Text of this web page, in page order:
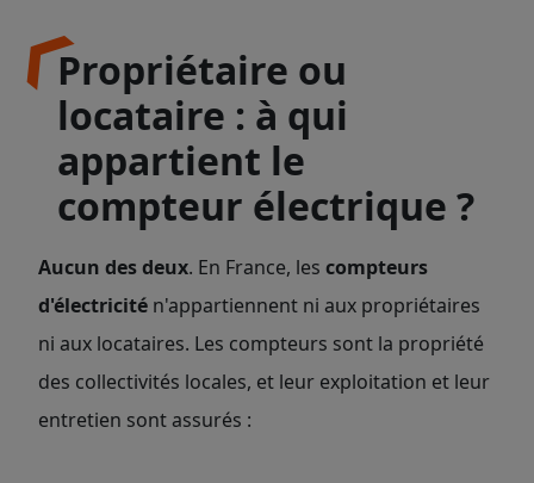
Propriétaire ou
locataire : à qui
appartient le
compteur électrique ?
Aucun des deux. En France, les compteurs
d'électricité n'appartiennent ni aux propriétaires
ni aux locataires. Les compteurs sont la propriété
des collectivités locales, et leur exploitation et leur
entretien sont assurés :